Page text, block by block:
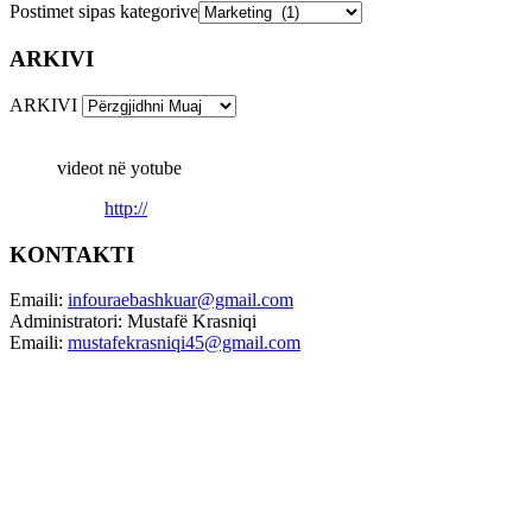
Postimet sipas kategorive
ARKIVI
ARKIVI
videot në yotube
http://
KONTAKTI
Emaili: infouraebashkuar@gmail.com
Administratori: Mustafë Krasniqi
Emaili: mustafekrasniqi45@gmail.com